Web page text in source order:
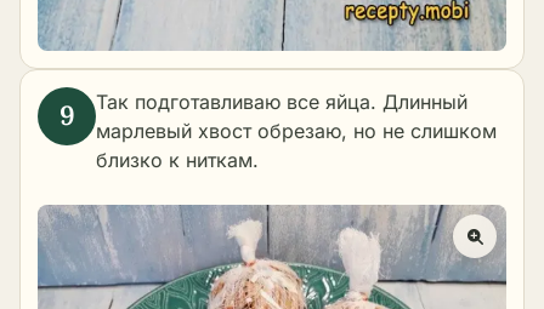
Так подготавливаю все яйца. Длинный
марлевый хвост обрезаю, но не слишком
близко к ниткам.